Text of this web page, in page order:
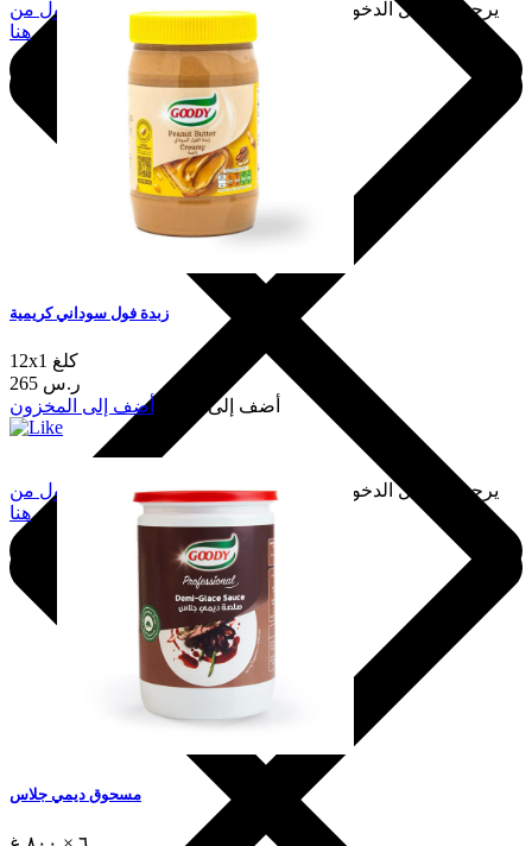
يرجى تسجيل الدخول لإضافة هذا إلى المفضلة.سجّل الدخول من
هنا
زبدة فول سوداني كريمية
12x1 كلغ
265 ر.س
أضف إلى السلة
أضف إلى المخزون
يرجى تسجيل الدخول لإضافة هذا إلى المفضلة.سجّل الدخول من
هنا
مسحوق ديمي جلاس